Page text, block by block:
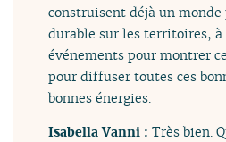
construisent déjà un
durable sur les territoires, à
événements pour montrer
pour diffuser toutes ces
bonnes énergies.
Isabella Vanni :Très bien.